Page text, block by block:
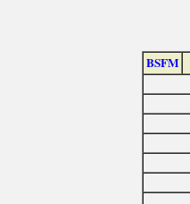
BSFM